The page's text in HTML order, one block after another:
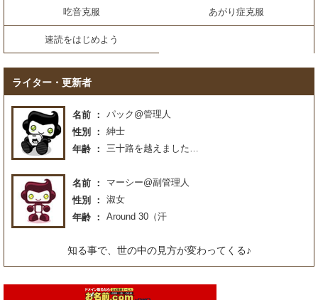
吃音克服 あがり症克服
速読をはじめよう
ライター・更新者
名前
パック@管理人
性別
紳士
年齢
三十路を越えました…
名前
マーシー@副管理人
性別
淑女
年齢
Around 30（汗
知る事で、世の中の見方が変わってくる♪